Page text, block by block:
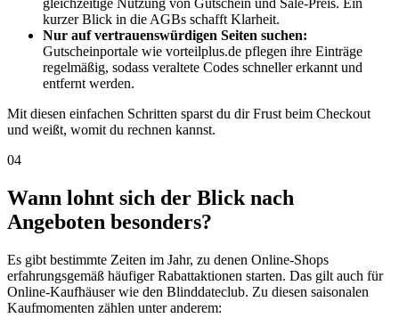
gleichzeitige Nutzung von Gutschein und Sale-Preis. Ein
kurzer Blick in die AGBs schafft Klarheit.
Nur auf vertrauenswürdigen Seiten suchen:
Gutscheinportale wie vorteilplus.de pflegen ihre Einträge
regelmäßig, sodass veraltete Codes schneller erkannt und
entfernt werden.
Mit diesen einfachen Schritten sparst du dir Frust beim Checkout
und weißt, womit du rechnen kannst.
04
Wann lohnt sich der Blick nach
Angeboten besonders?
Es gibt bestimmte Zeiten im Jahr, zu denen Online-Shops
erfahrungsgemäß häufiger Rabattaktionen starten. Das gilt auch für
Online-Kaufhäuser wie den Blinddateclub. Zu diesen saisonalen
Kaufmomenten zählen unter anderem: